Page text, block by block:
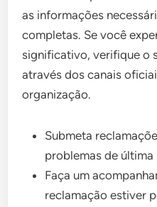
as informações
completas. Se você
significativo, verifique o
através dos canais
organização.
Submeta
problemas de última
Faça um
reclamação estiver